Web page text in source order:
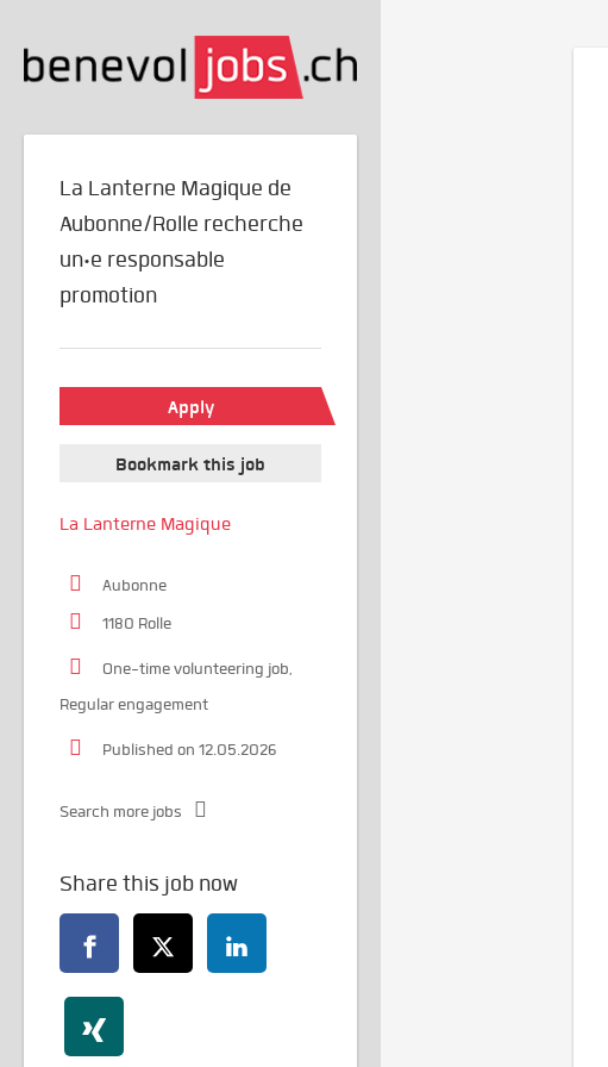
La Lanterne Magique de
Aubonne/Rolle recherche
un·e responsable
promotion
Apply
Bookmark this job
La Lanterne Magique
Aubonne
1180 Rolle
One-time volunteering job,
Regular engagement
Published on 12.05.2026
Search more jobs
Share this job now